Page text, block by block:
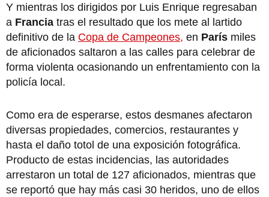
Y mientras los dirigidos por Luis Enrique regresaban
a Francia tras el resultado que los mete al lartido
definitivo de la Copa de Campeones, en París miles
de aficionados saltaron a las calles para celebrar de
forma violenta ocasionando un enfrentamiento con la
policía local.
Como era de esperarse, estos desmanes afectaron
diversas propiedades, comercios, restaurantes y
hasta el daño totol de una exposición fotográfica.
Producto de estas incidencias, las autoridades
arrestaron un total de 127 aficionados, mientras que
se reportó que hay más casi 30 heridos, uno de ellos